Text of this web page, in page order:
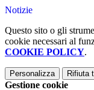
Notizie
Questo sito o gli
cookie necessari al
COOKIE POLICY.
Personalizza Rifiuta
Gestione cookie